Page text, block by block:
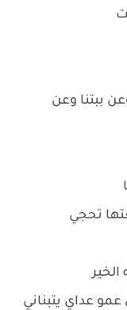
ببتنا وعن
تحجي
عمو عداي يتبناني